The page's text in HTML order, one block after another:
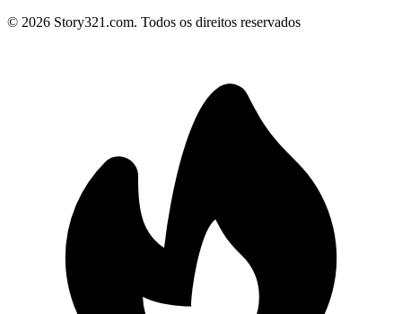
© 2026 Story321.com. Todos os direitos reservados